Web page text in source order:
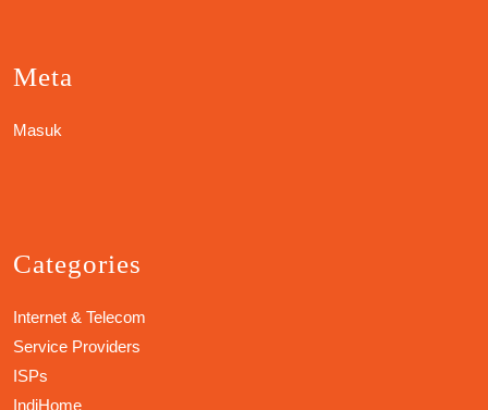
Meta
Masuk
Categories
Internet & Telecom
Service Providers
ISPs
IndiHome